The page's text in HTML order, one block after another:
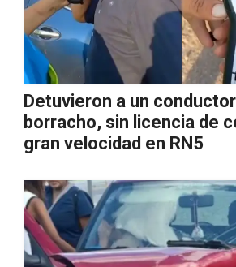
Detuvieron a un
borracho, sin licencia de
gran velocidad en RN5